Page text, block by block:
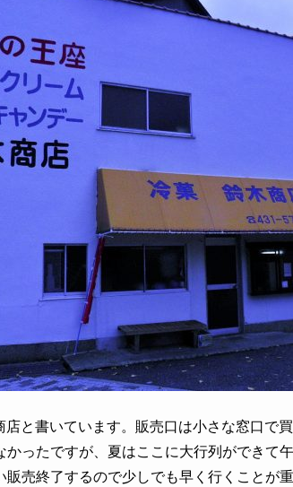
と書いています。販売口は小さな窓口で
かったですが、夏はここに大行列ができて
販売終了するので少しでも早く行くことが重